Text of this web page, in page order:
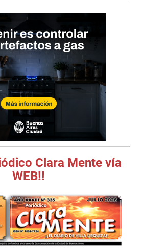
Clara Mente vía
WEB!!